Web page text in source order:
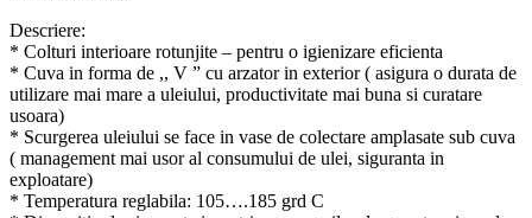
Descriere:
* Colturi interioare rotunjite – pentru o igienizare eficienta
* Cuva in forma de ,, V ” cu arzator in exterior ( asigura o durata de
utilizare mai mare a uleiului, productivitate mai buna si curatare
usoara)
* Scurgerea uleiului se face in vase de colectare amplasate sub cuva
( management mai usor al consumului de ulei, siguranta in
exploatare)
* Temperatura reglabila: 105….185 grd C